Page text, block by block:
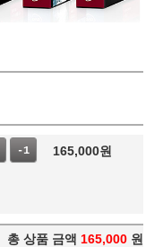
-1 165,000원
총 상품 금액 165,000 원